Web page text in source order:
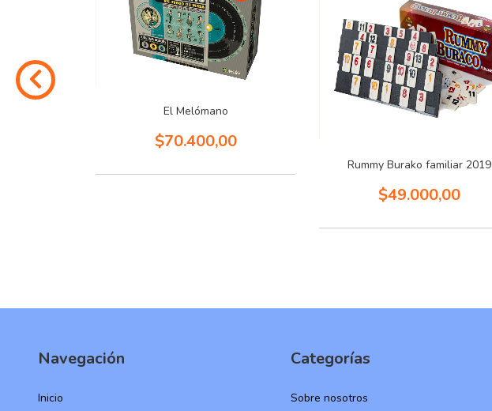
El Melómano
$70.400,00
Rummy Burako familiar 2019
$49.000,00
Navegación
Inicio
Categorías
Sobre nosotros